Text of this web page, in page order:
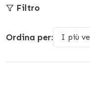
Filtro
Ordina per: